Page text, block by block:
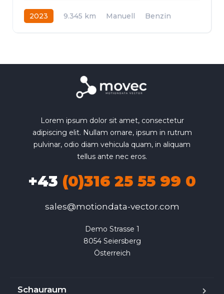
2023 9.345 km Manuell
Benzin
Lorem ipsum dolor sit amet, consectetur
adipiscing elit. Nullam ornare, ipsum in rutrum
pulvinar, odio diam vehicula quam, in aliquam
tellus ante nec eros.
+43 (0)316 25 55 99 0
sales@motiondata-vector.com
Demo Strasse 1
8054 Seiersberg
Österreich
Schauraum